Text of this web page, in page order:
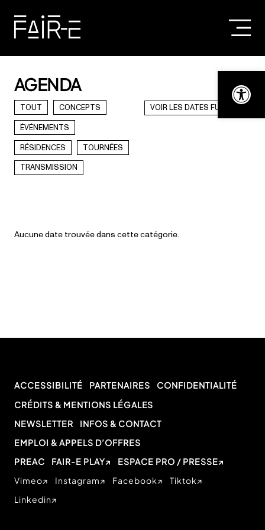
Ouvrir la
content
AGENDA
TOUT
CONCEPTS
ÉVÉNEMENTS
RÉSIDENCES
TOURNÉES
TRANSMISSION
VOIR LES DATES FUTURES
Aucune date trouvée dans cette catégorie.
ACCESSIBILITÉ PARTENAIRES
CONFIDENTIALITÉ
CRÉDITS & MENTIONS LÉGALES
NEWSLETTER
INFOS & CONTACT
EMPLOI & APPELS D’OFFRES
PREAC
FAIR-E PLAY
ESPACE PRO / PRESSE
Vimeo
Instagram Facebook
Tiktok
Linkedin